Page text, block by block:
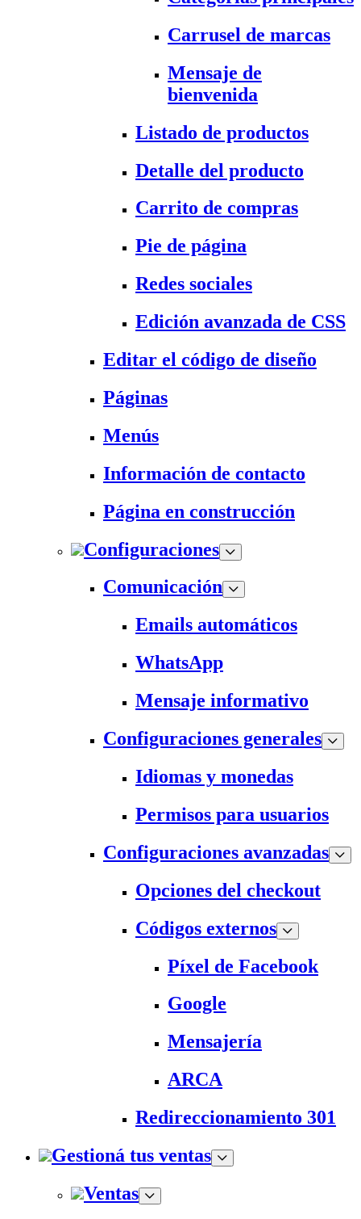
Carrusel de marcas
Mensaje de
bienvenida
Listado de productos
Detalle del producto
Carrito de compras
Pie de página
Redes sociales
Edición avanzada de CSS
Editar el código de diseño
Páginas
Menús
Información de contacto
Página en construcción
Configuraciones
Comunicación
Emails automáticos
WhatsApp
Mensaje informativo
Configuraciones generales
Idiomas y monedas
Permisos para usuarios
Configuraciones avanzadas
Opciones del checkout
Códigos externos
Píxel de Facebook
Google
Mensajería
ARCA
Redireccionamiento 301
Gestioná tus ventas
Ventas